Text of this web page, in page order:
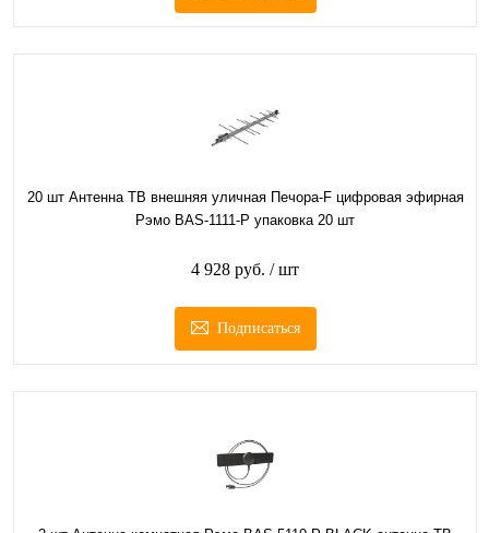
20 шт Антенна ТВ внешняя уличная Печора-F цифровая эфирная
Рэмо BAS-1111-Р упаковка 20 шт
4 928 руб. / шт
Подписаться